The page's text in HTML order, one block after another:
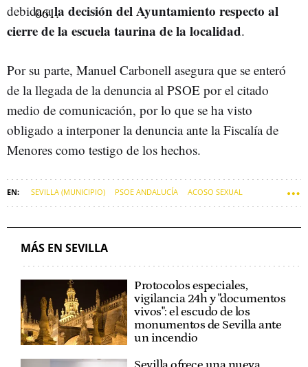
debida ala decisión del Ayuntamiento respecto al
cierre de la escuela taurina de la localidad.
Por su parte, Manuel Carbonell asegura que se enteró
de la llegada de la denuncia al PSOE por el citado
medio de comunicación, por lo que se ha visto
obligado a interponer la denuncia ante la Fiscalía de
Menores como testigo de los hechos.
SEVILLA (MUNICIPIO) PSOE ANDALUCÍA ACOSO SEXUAL
MÁS EN SEVILLA
Protocolos especiales,
vigilancia 24h y "documentos
vivos": el escudo de los
monumentos de Sevilla ante
un incendio